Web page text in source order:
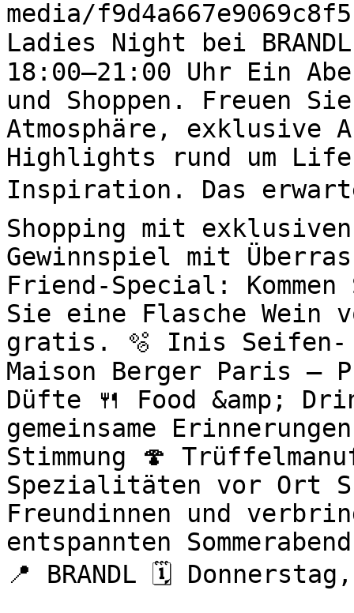
media/
Ladies Night bei
18:00–21:00 Uhr Ein
und Shoppen. Freuen
Atmosphäre, exklusive
Highlights rund um
Inspiration. Das
Shopping mit
Gewinnspiel mit
Friend-Special:
Sie eine Flasche Wein
gratis. 🫧 Inis Seifen-
Maison Berger Paris –
Düfte 🍴 Food &amp;
gemeinsame
Stimmung 🍄
Spezialitäten vor Ort
Freundinnen und
entspannten